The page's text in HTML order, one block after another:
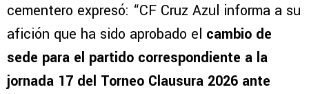
cementero expresó: “CF Cruz Azul informa a su
afición que ha sido aprobado el cambio de
sede para el partido correspondiente a la
jornada 17 del Torneo Clausura 2026 ante